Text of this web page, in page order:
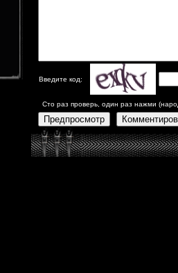
Введите код:
Сто раз проверь, один раз нажми
Предпросмотр